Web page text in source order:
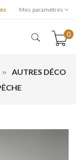
Mes paramètres
0
AUTRES DÉCO